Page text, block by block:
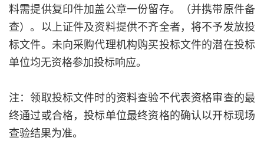
料需提供复印件加盖公章一份留存。（并携带原件备
查）。以上证件及资料提供不齐全者，将不予发放投
标文件。未向采购代理机构购买投标文件的潜在投标
单位均无资格参加投标响应。
注：领取投标文件时的资料查验不代表资格审查的最
终通过或合格，投标单位最终资格的确认以开标现场
查验结果为准。